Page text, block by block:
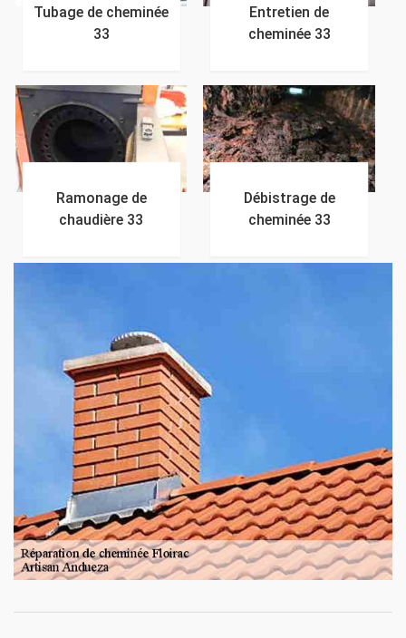
Tubage de cheminée
33
Entretien de
cheminée 33
Ramonage de
chaudière 33
Débistrage de
cheminée 33